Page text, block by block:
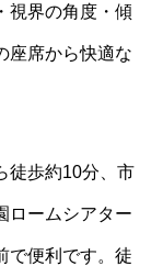
視界の角度・傾
座席から快適な
徒歩約10分、市
ロームシアター
で便利です。徒